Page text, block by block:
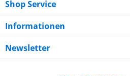
Shop Service
Informationen
Newsletter